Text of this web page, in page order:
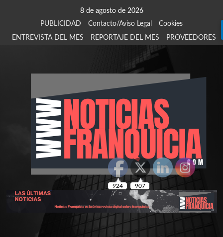
8 de agosto de 2026
PUBLICIDAD
Contacto/Aviso Legal
Cookies
ENTREVISTA DEL MES
REPORTAJE DEL MES PROVEEDORES
924 907